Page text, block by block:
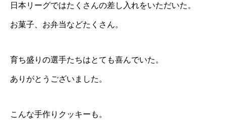
日本リーグではたくさんの差し入れをいただいた。
お菓子、お弁当などたくさん。
育ち盛りの選手たちはとても喜んでいた。
ありがとうございました。
こんな手作りクッキーも。